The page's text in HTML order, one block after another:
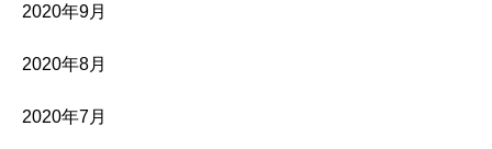
2020年9月
2020年8月
2020年7月